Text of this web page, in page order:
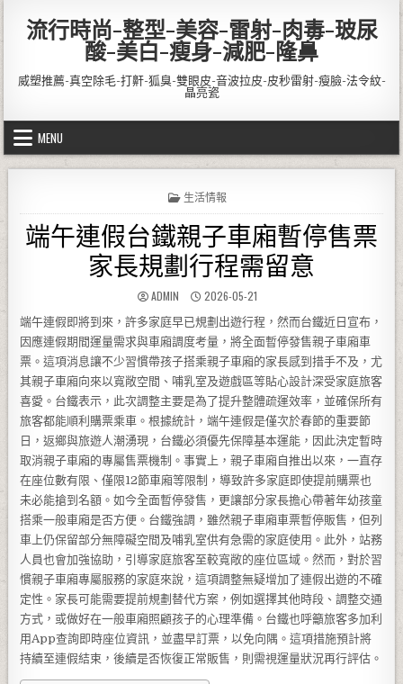
流行時尚-整型-美容-雷射-肉毒-玻尿
酸-美白-瘦身-減肥-隆鼻
威塑推薦-真空除毛-打鼾-狐臭-雙眼皮-音波拉皮-皮秒雷射-瘦臉-法令紋-
晶亮瓷
MENU
POSTED IN
生活情報
端午連假台鐵親子車廂暫停售票
家長規劃行程需留意
AUTHOR:
ADMIN PUBLISHED DATE:
2026-05-21
端午連假即將到來，許多家庭早已規劃出遊行程，然而台鐵近日宣布，
因應連假期間運量需求與車廂調度考量，將全面暫停發售親子車廂車
票。這項消息讓不少習慣帶孩子搭乘親子車廂的家長感到措手不及，尤
其親子車廂向來以寬敞空間、哺乳室及遊戲區等貼心設計深受家庭旅客
喜愛。台鐵表示，此次調整主要是為了提升整體疏運效率，並確保所有
旅客都能順利購票乘車。根據統計，端午連假是僅次於春節的重要節
日，返鄉與旅遊人潮湧現，台鐵必須優先保障基本運能，因此決定暫時
取消親子車廂的專屬售票機制。事實上，親子車廂自推出以來，一直存
在座位數有限、僅限12節車廂等限制，導致許多家庭即使提前購票也
未必能搶到名額。如今全面暫停發售，更讓部分家長擔心帶著年幼孩童
搭乘一般車廂是否方便。台鐵強調，雖然親子車廂車票暫停販售，但列
車上仍保留部分無障礙空間及哺乳室供有急需的家庭使用。此外，站務
人員也會加強協助，引導家庭旅客至較寬敞的座位區域。然而，對於習
慣親子車廂專屬服務的家庭來說，這項調整無疑增加了連假出遊的不確
定性。家長可能需要提前規劃替代方案，例如選擇其他時段、調整交通
方式，或做好在一般車廂照顧孩子的心理準備。台鐵也呼籲旅客多加利
用App查詢即時座位資訊，並盡早訂票，以免向隅。這項措施預計將
持續至連假結束，後續是否恢復正常販售，則需視運量狀況再行評估。